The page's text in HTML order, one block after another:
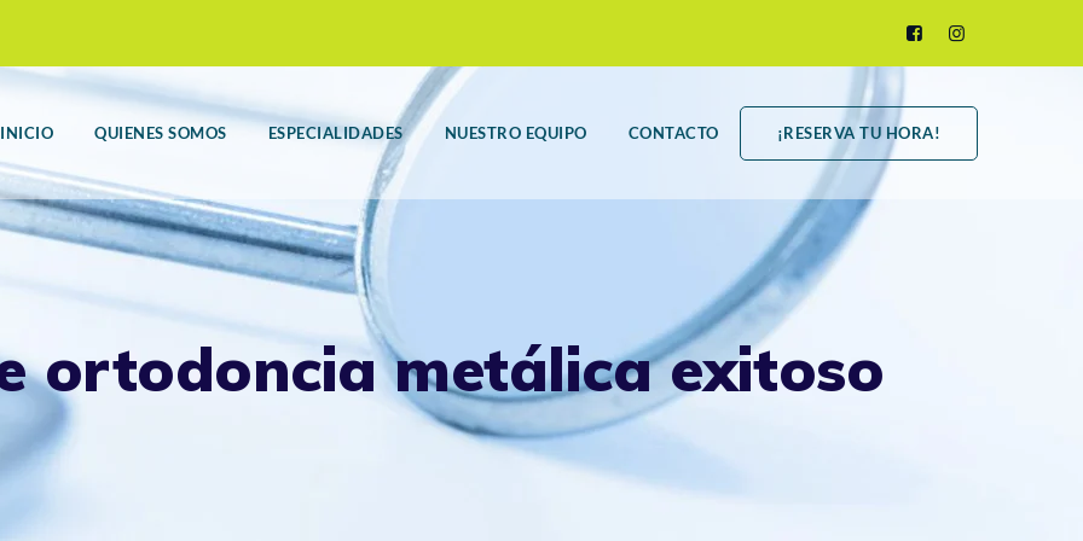
INICIO QUIENES SOMOS ESPECIALIDADES NUESTRO EQUIPO CONTACTO ¡RESERVA TU HORA!
ortodoncia metálica exitoso